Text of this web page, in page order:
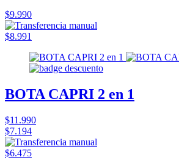
$9.990
$8.991
BOTA CAPRI 2 en 1
$11.990
$7.194
$6.475